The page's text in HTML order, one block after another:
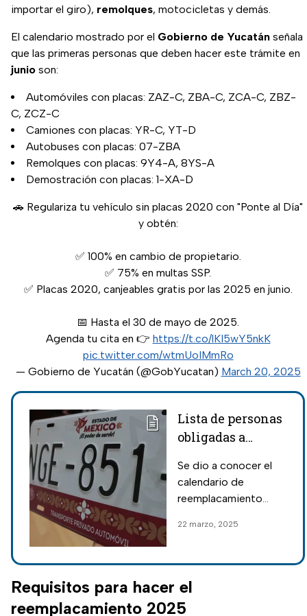
importar el giro), remolques, motocicletas y demás.
El calendario mostrado por el Gobierno de Yucatán señala
que las primeras personas que deben hacer este trámite en
junio son:
Automóviles con placas: ZAZ-C, ZBA-C, ZCA-C, ZBZ-
C, ZCZ-C
Camiones con placas: YR-C, YT-D
Autobuses con placas: 07-ZBA
Remolques con placas: 9Y4-A, 8YS-A
Demostración con placas: 1-XA-D
🚗 Regulariza tu vehículo sin placas 2020 con "Ponte al Día"
y obtén:
✅ 100% en cambio de propietario.
✅ 75% en multas SSP.
✅ Placas 2020, canjeables gratis por las 2025 en junio.
📅 Hasta el 30 de mayo de 2025.
Agenda tu cita en 👉 https://t.co/lKI5wY5nkK
pic.twitter.com/wtmUoIMmRo
— Gobierno de Yucatán (@GobYucatan) March 20, 2025
Lista de personas
obligadas a
reemplacamiento
en abril 2025 en
Se dio a conocer el
calendario de
reemplacamiento
pon atención si es
placas de 2020 o
anteriores.
22 marzo, 2025
Requisitos para hacer el
reemplacamiento 2025